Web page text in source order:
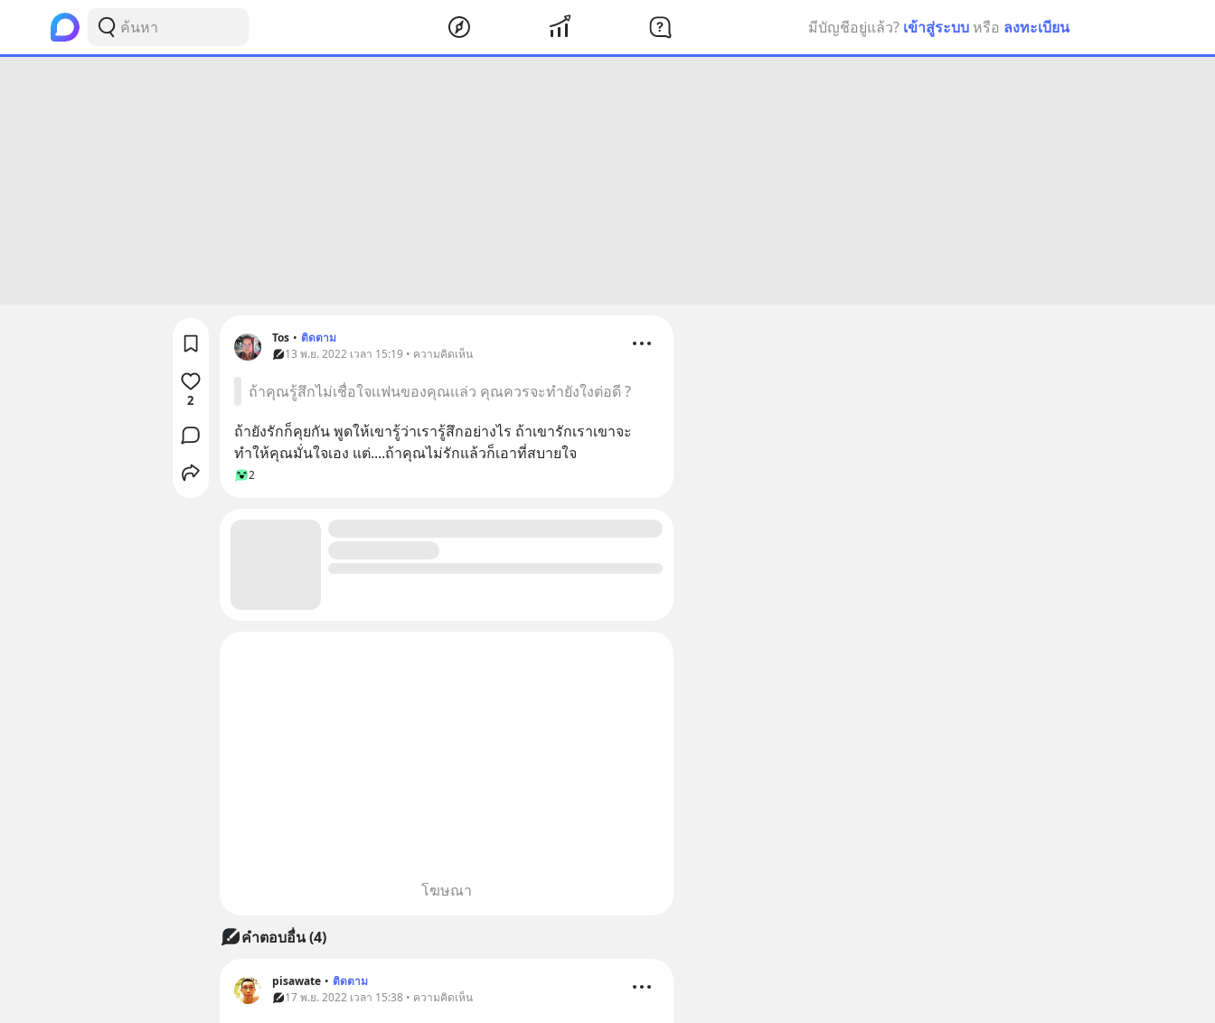
มีบัญชีอยู่แล้ว? เข้าสู่ระบบ หรือ ลงทะเบียน
Tos • ติดตาม
13 พ.ย. 2022 เวลา 15:19 • ความคิดเห็น
ถ้าคุณรู้สึกไม่เชื่อใจเเฟนของคุณเเล่ว คุณควรจะทำยังใงต่อดี ?
ถ้ายังรักก็คุยกัน พูดให้เขารู้ว่าเรารู้สึกอย่างไร ถ้าเขารักเราเขาจะ
ทำให้คุณมั่นใจเอง แต่....ถ้าคุณไม่รักแล้วก็เอาที่สบายใจ
2
2
โฆษณา
คำตอบอื่น(4)
pisawate • ติดตาม
17 พ.ย. 2022 เวลา 15:38 • ความคิดเห็น